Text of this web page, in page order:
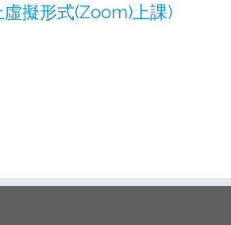
擬形式(Zoom)上課)